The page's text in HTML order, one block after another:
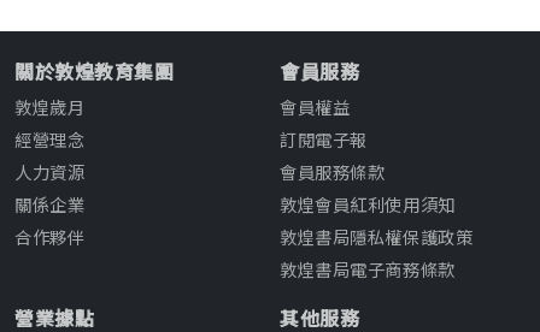
關於敦煌教育集團
敦煌歲月
經營理念
人力資源
關係企業
合作夥伴
會員服務
會員權益
訂閱電子報
會員服務條款
敦煌會員紅利使用須知
敦煌書局隱私權保護政策
敦煌書局電子商務條款
營業據點 其他服務